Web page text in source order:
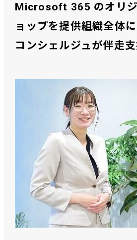
Microsoft 365 のオリ
ョップを提供組織全体
コンシェルジュが伴走